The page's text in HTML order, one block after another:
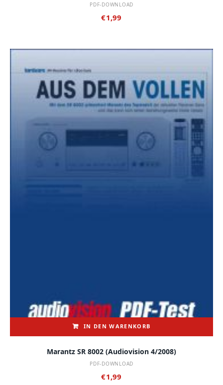
PDF-DOWNLOAD
€1,99
IN DEN WARENKORB
Marantz SR 8002 (audiovision 4/2008)
PDF-DOWNLOAD
€1,99